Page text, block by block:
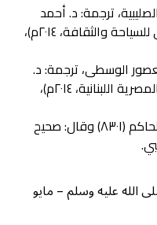
ترجمة: د. أحمد
إيبش، ط١ (أبو ظبي، هيئة أبو ظبي للسياحة والثقافة، ٢٠١٤م)،
الوسطى، ترجمة: د.
أحمد سالم سالم، (القاهرة: الدار المصرية اللبنانية، ٢٠١٤م)،
أحمد (٦٦٤٥)، والدارمي (٤٨٦)، والحاكم (٨٣٠١) وقال: صحيح
الله عليه وسلم – مايو